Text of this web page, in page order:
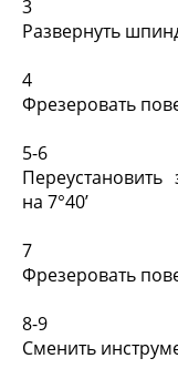
3
Развернуть
4
Фрезеровать
5-6
Переустановить
на 7°40’
7
Фрезеровать
8-9
Сменить